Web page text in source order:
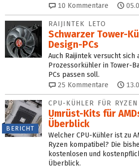
10 Kommentare
RAIJINTEK LETO
Schwarzer Tower-
Design-PCs
Auch Raijintek versucht sich
Prozessorkühler in Tower-
PCs passen soll.
25 Kommentare
BERICHT
CPU-KÜHLER FÜR RYZEN
Umrüst-Kits für
Überblick
Welcher CPU-Kühler ist zu
Ryzen kompatibel? Die
kostenlosen und
Überblick.